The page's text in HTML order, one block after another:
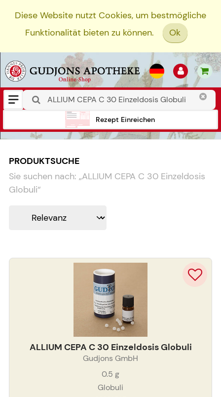
Diese Website nutzt Cookies, um bestmögliche
Funktionalität bieten zu können.
Ok
Rezept Einreichen
PRODUKTSUCHE
Sie suchen nach: „ALLIUM CEPA C 30 Einzeldosis
Globuli“
ALLIUM CEPA C 30 Einzeldosis Globuli
Gudjons GmbH
0.5 g
Globuli